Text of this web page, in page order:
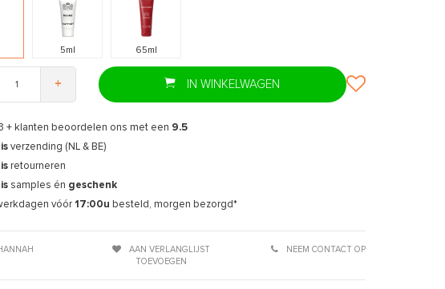
5ml 65ml
+ IN WINKELWAGEN
+ klanten beoordelen ons met een 9.5
verzending (NL & BE)
retourneren
samples én geschenk
vóór17:00u besteld, morgen bezorgd*
AAN VERLANGLIJST
TOEVOEGEN
NEEM CONTACT OP